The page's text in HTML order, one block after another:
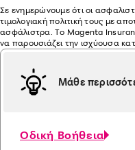
Σε ενημερώνουμε ότι οι
τιμολογιακή πολιτική τους με
ασφάλιστρα. Το Magenta
να παρουσιάζει την ισχύουσα
Μάθε
Οδική Βοήθεια